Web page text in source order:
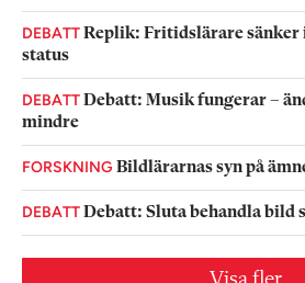
DEBATTReplik: Fritidslärare sänker
status
DEBATTDebatt: Musik fungerar –
mindre
FORSKNING Bildlärarnas syn på
DEBATTDebatt: Sluta behandla bild